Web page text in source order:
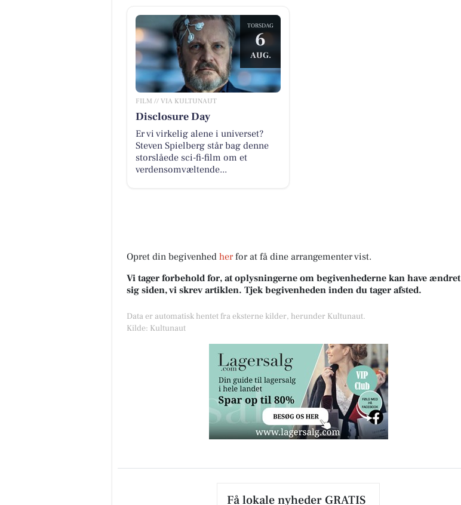
TORSDAG
6
AUG.
FILM // VIA KULTUNAUT
Disclosure Day
Er vi virkelig alene i universet?
Steven Spielberg står bag denne
storslåede sci-fi-film om et
verdensomvæltende...
Opret din begivenhed herfor at få dine arrangementer vist.
Vi tager forbehold for, at oplysningerne om begivenhederne kan have ændret
sig siden, vi skrev artiklen. Tjek begivenheden inden du tager afsted.
Data er automatisk hentet fra eksterne kilder, herunder Kultunaut.
Kilde: Kultunaut
Få lokale nyheder GRATIS